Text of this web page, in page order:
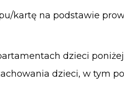
kartę na podstawie
dzieci
dzieci, w tym